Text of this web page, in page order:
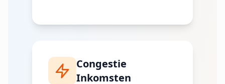
Congestie
Inkomsten